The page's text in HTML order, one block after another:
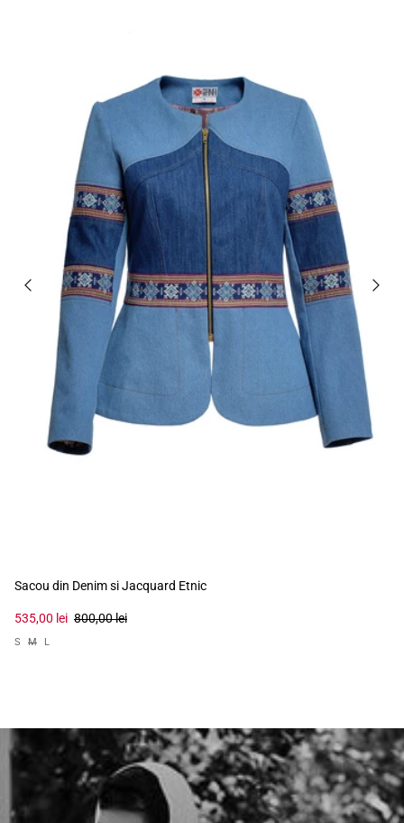
Sacou din Denim si Jacquard Etnic
535,00 lei 800,00 lei
S M L